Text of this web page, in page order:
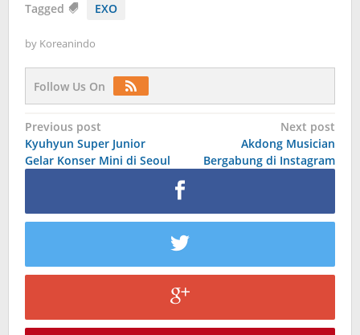
Tagged EXO
by Koreanindo
Follow Us On
Post
navigation
Previous post
Kyuhyun Super Junior
Gelar Konser Mini di Seoul
Next post
Akdong Musician
Bergabung di Instagram